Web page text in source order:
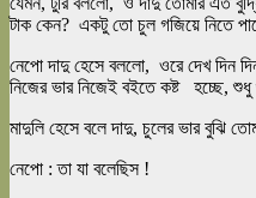
টাক কেন? একটু তো চুল গজিয়ে নিতে
নেপো দাদু হেসে বললো, ওরে দেখ দিন
নিজের ভার নিজেই বইতে কষ্ট হচ্ছে,
মাদুলি হেসে বলে দাদু, চুলের ভার বুঝি
নেপো : তা যা বলেছিস !